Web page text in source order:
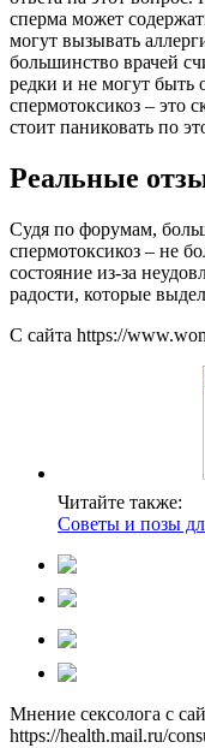
сперма может
могут вызывать
большинство врачей
редки и не могут
спермотоксикоз – это
стоит паниковать по
Реальные
Судя по форумам,
спермотоксикоз – не
состояние из-за
радости, которые
С сайта https://
Читайте также:
Советы и позы
Мнение сексолога с
https://health.mail.ru/